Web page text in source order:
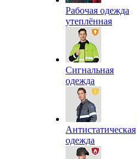
Рабочая одежда
утеплённая
Сигнальная
одежда
Антистатическая
одежда